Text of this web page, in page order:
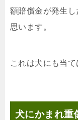
額賠償金が発生
思います。
これは犬にも当て
犬にかまれ重